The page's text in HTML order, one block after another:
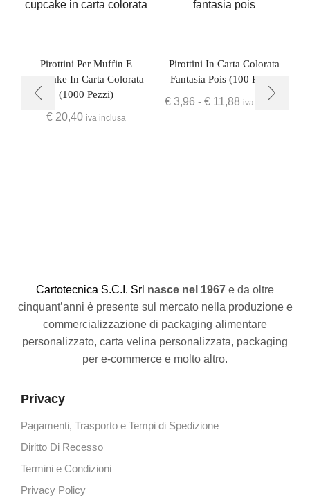
Pirottini Per Muffin E
Cupcake In Carta Colorata
(1000 Pezzi)
€ 20,40 iva inclusa
Pirottini In Carta Colorata
Fantasia Pois (100 Pezzi)
€ 3,96 - € 11,88 iva inclusa
Cartotecnica S.C.I. Srl nasce nel 1967 e da oltre
cinquant’anni è presente sul mercato nella produzione e
commercializzazione di packaging alimentare
personalizzato, carta velina personalizzata, packaging
per e-commerce e molto altro.
Privacy
Pagamenti, Trasporto e Tempi di Spedizione
Diritto Di Recesso
Termini e Condizioni
Privacy Policy